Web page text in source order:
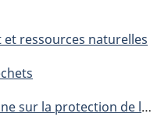
ressources naturelles
protection de l’environnement